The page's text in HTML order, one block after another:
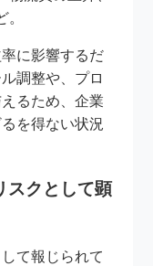
に影響するだ
調整や、プロ
るため、企業
を得ない状況
スクとして顕
て報じられて